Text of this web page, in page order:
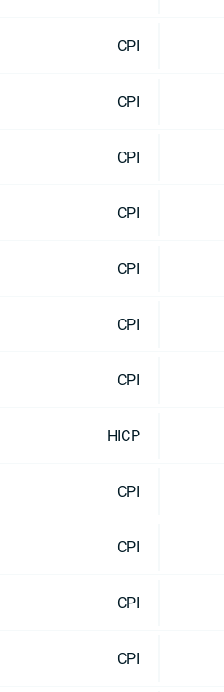
CPI
CPI
CPI
CPI
CPI
CPI
CPI
HICP
CPI
CPI
CPI
CPI